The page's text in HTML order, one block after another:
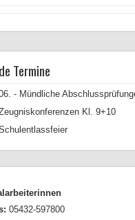
Termine
- Mündliche
Kl. 9+10
05432-597800